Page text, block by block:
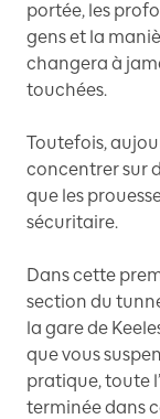
portée, les
gens et la
changera à
touchées.
Toutefois,
concentrer sur
que les
sécuritaire.
Dans cette
section du
la gare de
que vous
pratique, toute
terminée dans